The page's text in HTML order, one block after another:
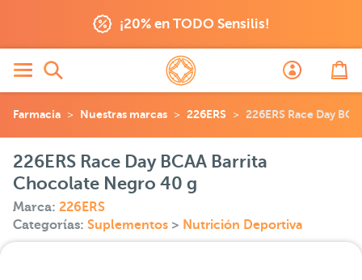
¡20% en TODO Sensilis!
Farmacia Nuestras marcas 226ERS 226ERS Race Day
226ERS Race Day BCAA Barrita
Chocolate Negro 40 g
Marca: 226ERS
Categorías: Suplementos > Nutrición Deportiva